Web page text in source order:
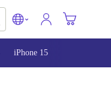
iPhone 15